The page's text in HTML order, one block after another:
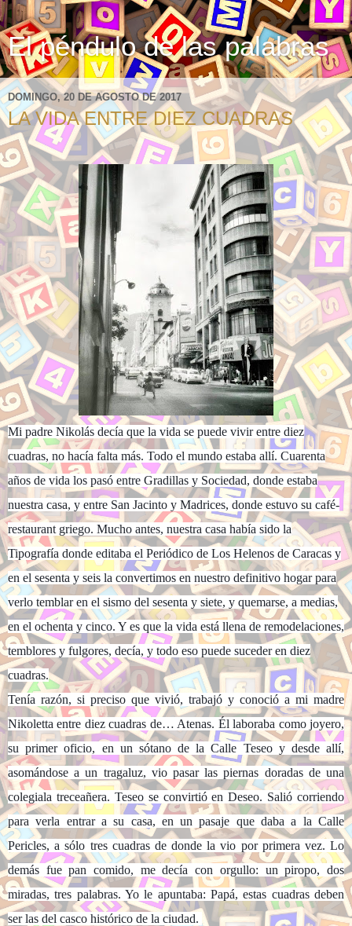
El péndulo de las palabras
DOMINGO, 20 DE AGOSTO DE 2017
LA VIDA ENTRE DIEZ CUADRAS
Mi padre Nikolás decía que la vida se puede vivir entre diez
cuadras, no hacía falta más. Todo el mundo estaba allí. Cuarenta
años de vida los pasó entre Gradillas y Sociedad, donde estaba
nuestra casa, y entre San Jacinto y Madrices, donde estuvo su café-
restaurant griego. Mucho antes, nuestra casa había sido la
Tipografía donde editaba el Periódico de Los Helenos de Caracas y
en el sesenta y seis la convertimos en nuestro definitivo hogar para
verlo temblar en el sismo del sesenta y siete, y quemarse, a medias,
en el ochenta y cinco. Y es que la vida está llena de remodelaciones,
temblores y fulgores, decía, y todo eso puede suceder en diez
cuadras.
Tenía razón, si preciso que vivió, trabajó y conoció a mi madre
Nikoletta entre diez cuadras de… Atenas. Él laboraba como joyero,
su primer oficio, en un sótano de la Calle Teseo y desde allí,
asomándose a un tragaluz, vio pasar las piernas doradas de una
colegiala treceañera. Teseo se convirtió en Deseo. Salió corriendo
para verla entrar a su casa, en un pasaje que daba a la Calle
Pericles, a sólo tres cuadras de donde la vio por primera vez. Lo
demás fue pan comido, me decía con orgullo: un piropo, dos
miradas, tres palabras. Yo le apuntaba: Papá, estas cuadras deben
ser las del casco histórico de la ciudad.